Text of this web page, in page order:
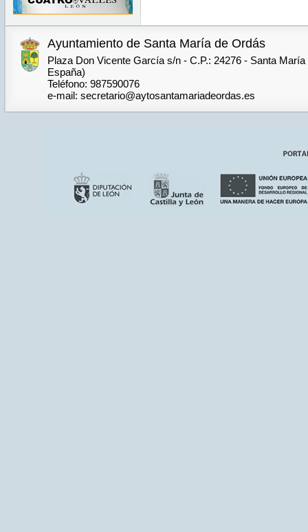
Ayuntamiento de Santa María de Ordás
Plaza Don Vicente García s/n - C.P.: 24276 - Santa
España)
Teléfono: 987590076
e-mail: secretario@aytosantamariadeordas.es